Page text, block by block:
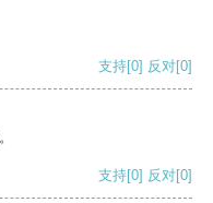
支持[0] 反对[0]
支持[0] 反对[0]